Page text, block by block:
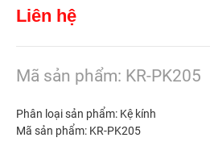
Liên hệ
Mã sản phẩm: KR-PK205
Phân loại sản phẩm: Kệ kính
Mã sản phẩm: KR-PK205